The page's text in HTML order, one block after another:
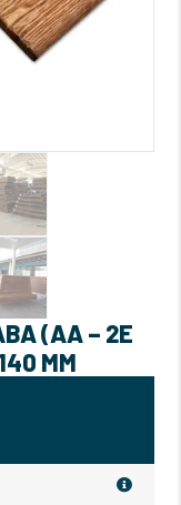
(AA – 2E
MM